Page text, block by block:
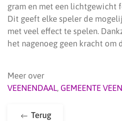
gram en met een lichtgewicht
Dit geeft elke speler de
met veel effect te spelen.
het nagenoeg geen kracht om
Meer over
VEENENDAAL, GEMEENTE
Terug